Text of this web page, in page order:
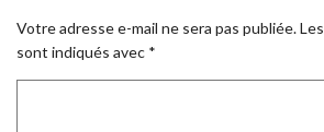
Votre adresse e-mail ne sera pas publiée.
sont indiqués avec *